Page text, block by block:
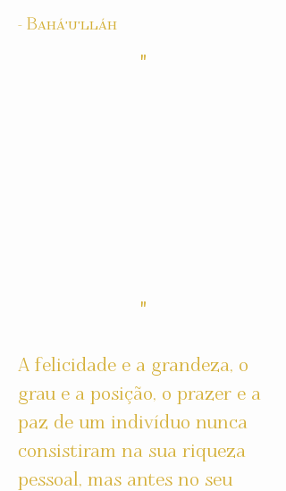
- Bahá'u'lláh
"
"
A felicidade e a grandeza, o
grau e a posição, o prazer e a
paz de um indivíduo nunca
consistiram na sua riqueza
pessoal, mas antes no seu